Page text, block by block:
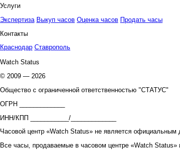
Услуги
Экспертиза Выкуп часов Оценка часов Продать часы
Контакты
Краснодар Ставрополь
Watch Status
© 2009 — 2026
Общество с ограниченной ответственностью "СТАТУС"
ОГРН _____________
ИНН/КПП ___________/_____________
Часовой центр «Watch Status» не является
Все часы, продаваемые в часовом центре «Watch